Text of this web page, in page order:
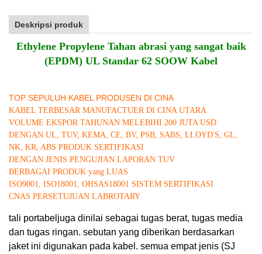
Deskripsi produk
Ethylene Propylene Tahan abrasi yang sangat baik
(EPDM) UL Standar 62 SOOW Kabel
TOP SEPULUH KABEL PRODUSEN DI CINA
KABEL TERBESAR MANUFACTUER DI CINA UTARA
VOLUME EKSPOR TAHUNAN MELEBIHI 200 JUTA USD
DENGAN UL, TUV, KEMA, CE, BV, PSB, SABS, LLOYD'S, GL,
NK, KR, ABS PRODUK SERTIFIKASI
DENGAN JENIS PENGUJIAN LAPORAN TUV
BERBAGAI PRODUK yang LUAS
ISO9001, ISO18001, OHSAS18001 SISTEM SERTIFIKASI
CNAS PERSETUJUAN LABROTARY
tali portabel juga dinilai sebagai tugas berat, tugas media
dan tugas ringan. sebutan yang diberikan berdasarkan
jaket ini digunakan pada kabel. semua empat jenis (SJ